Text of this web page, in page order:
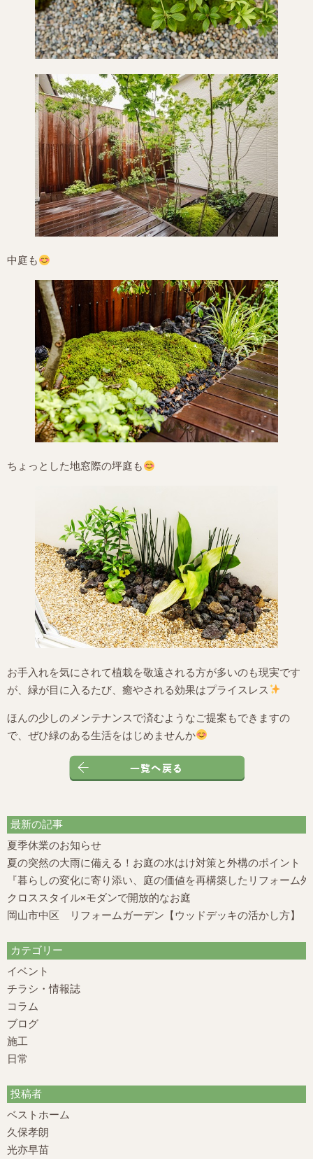
中庭も
ちょっとした地窓際の坪庭も
お手入れを気にされて植栽を敬遠される方が多いのも現実です
が、緑が目に入るたび、癒やされる効果はプライスレス
ほんの少しのメンテナンスで済むようなご提案もできますの
で、ぜひ緑のある生活をはじめませんか
最新の記事
夏季休業のお知らせ
夏の突然の大雨に備える！お庭の水はけ対策と外構のポイント
『暮らしの変化に寄り添い、庭の価値を再構築したリフォーム
クロススタイル×モダンで開放的なお庭
岡山市中区 リフォームガーデン【ウッドデッキの活かし方】
カテゴリー
イベント
チラシ・情報誌
コラム
ブログ
施工
日常
投稿者
ベストホーム
久保孝朗
光亦早苗